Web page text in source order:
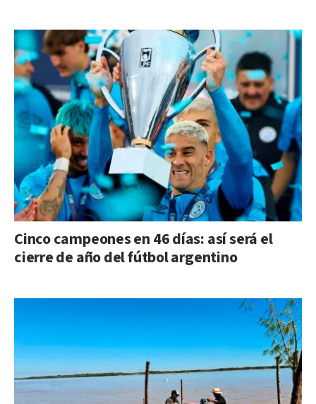
Cinco campeones en 46 días: así será el
cierre de año del fútbol argentino